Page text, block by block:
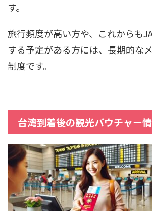
す。
旅行頻度が高い方や、これからも
する予定がある方には、長期的な
制度です。
台湾到着後の観光バウチャー